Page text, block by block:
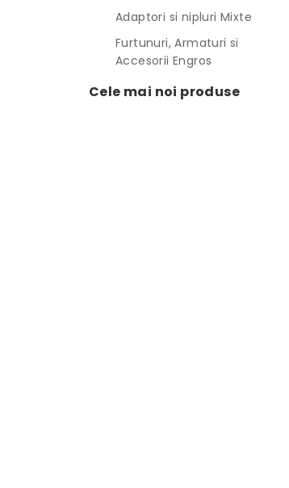
Adaptori si nipluri Mixte
Furtunuri, Armaturi si
Accesorii Engros
Cele mai noi produse